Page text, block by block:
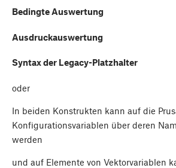
Bedingte Auswertung
Ausdruckauswertung
Syntax der Legacy-Platzhalter
oder
In beiden Konstrukten kann auf die
Konfigurationsvariablen über deren
werden
und auf Elemente von Vektorvariablen